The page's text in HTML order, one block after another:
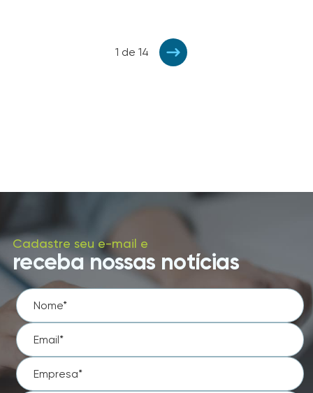
1 de 14
Cadastre seu e-mail e
receba nossas notícias